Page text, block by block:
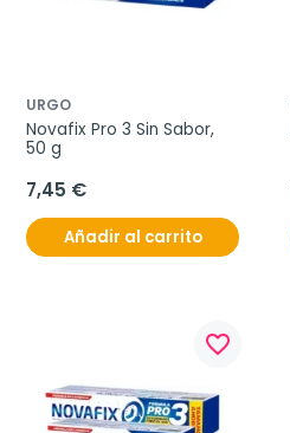
URGO
Novafix Pro 3 Sin Sabor,
50 g
7,45 €
Añadir al carrito
favorite_border